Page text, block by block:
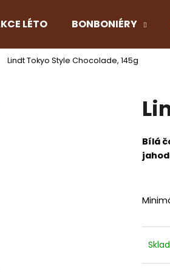
LÉTO BONBONIÉRY
Lindt Tokyo Style Chocolade, 145g
Bílá
Co potřebujete najít?